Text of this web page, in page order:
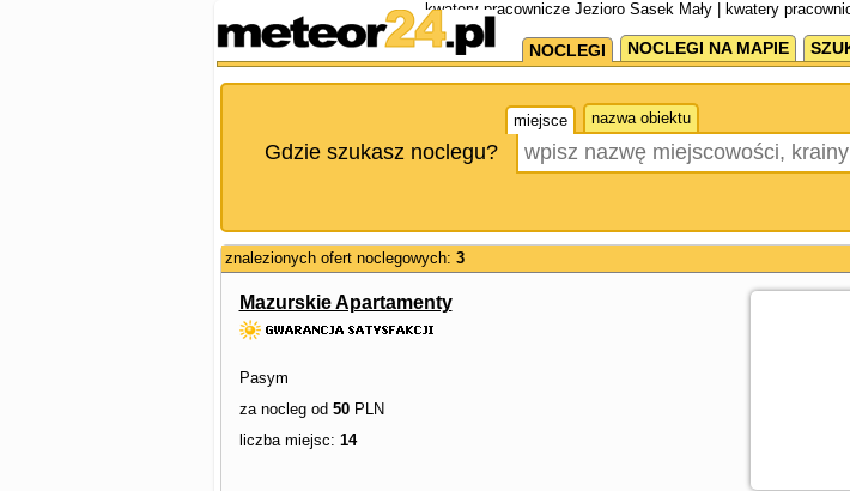
kwatery pracownicze Jezioro Sasek Mały | kwatery
NOCLEGI NOCLEGI NA MAPIE
miejsce nazwa obiektu
Gdzie szukasz noclegu?
znalezionych ofert noclegowych: 3
Mazurskie Apartamenty
Pasym
za nocleg od 50PLN
liczba miejsc: 14